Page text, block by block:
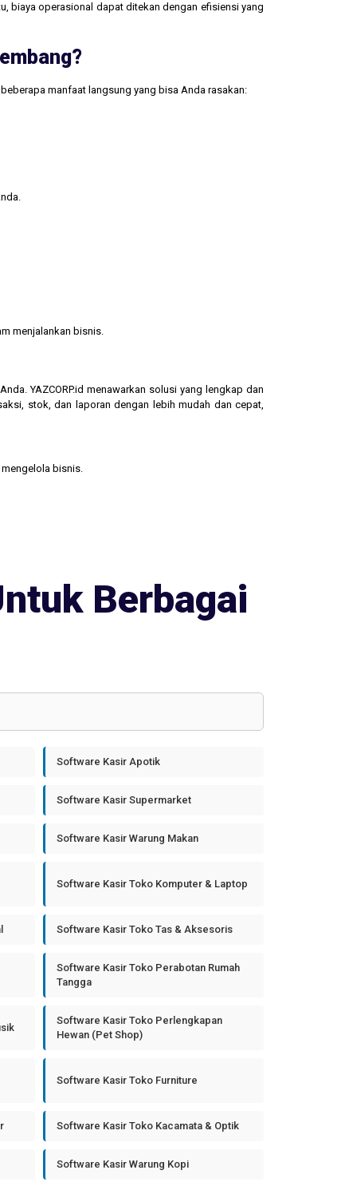
biaya operasional dapat ditekan dengan efisiensi yang
manfaat langsung yang bisa Anda rasakan:
menjalankan bisnis.
YAZCORP.id menawarkan solusi yang lengkap dan
stok, dan laporan dengan lebih mudah dan cepat,
bisnis.
Berbagai
Software Kasir Apotik
Software Kasir Supermarket
Software Kasir Warung Makan
Software Kasir Toko Komputer & Laptop
Software Kasir Toko Tas & Aksesoris
Software Kasir Toko Perabotan Rumah
Tangga
Software Kasir Toko Perlengkapan
Hewan (Pet Shop)
Software Kasir Toko Furniture
Software Kasir Toko Kacamata & Optik
Software Kasir Warung Kopi